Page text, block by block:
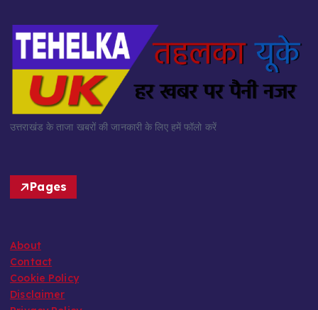
उत्तराखंड के ताजा खबरों की जानकारी के लिए हमें फॉलो करें
Pages
About
Contact
Cookie Policy
Disclaimer